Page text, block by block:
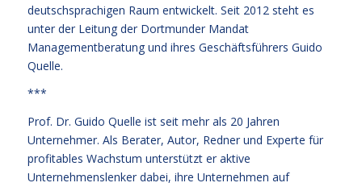
deutschsprachigen Raum entwickelt. Seit 2012 steht es
unter der Leitung der Dortmunder Mandat
Managementberatung und ihres Geschäftsführers Guido
Quelle.
***
Prof. Dr. Guido Quelle ist seit mehr als 20 Jahren
Unternehmer. Als Berater, Autor, Redner und Experte für
profitables Wachstum unterstützt er aktive
Unternehmenslenker dabei, ihre Unternehmen auf